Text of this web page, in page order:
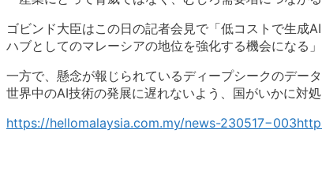
ゴビンド大臣はこの日の記者会見で「低コストで生成
ハブとしてのマレーシアの地位を強化する機会になる
一方で、 懸念が報じられているディープシークのデー
世界中のAI技術の発展に遅れないよう、 国がいかに対
https://hellomalaysia.com.my/news-